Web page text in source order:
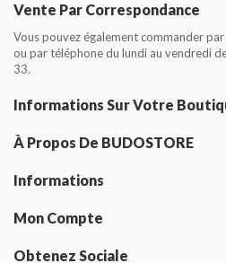
Vente Par Correspondance
Vous pouvez également commander
ou par téléphone du lundi au vendredi
33.
Informations Sur Votre
À Propos De BUDOSTORE
Informations
Mon Compte
Obtenez Sociale